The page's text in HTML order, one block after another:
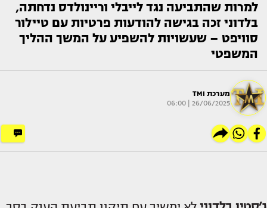
למרות שהתביעה נגד לייבלי וריינולדס נדחתה,
בלדוני זכה בגישה להודעות פרטיות עם טיילור
סוויפט – שעשויות להשפיע על המשך ההליך
המשפטי
מערכת TMI
26/06/2025 | 06:00